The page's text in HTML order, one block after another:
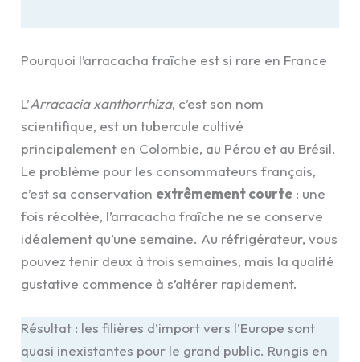
Pourquoi l’arracacha fraîche est si rare en France
L’Arracacia xanthorrhiza, c’est son nom
scientifique, est un tubercule cultivé
principalement en Colombie, au Pérou et au Brésil.
Le problème pour les consommateurs français,
c’est sa conservation extrêmement courte : une
fois récoltée, l’arracacha fraîche ne se conserve
idéalement qu’une semaine. Au réfrigérateur, vous
pouvez tenir deux à trois semaines, mais la qualité
gustative commence à s’altérer rapidement.
Résultat : les filières d’import vers l’Europe sont
quasi inexistantes pour le grand public. Rungis en